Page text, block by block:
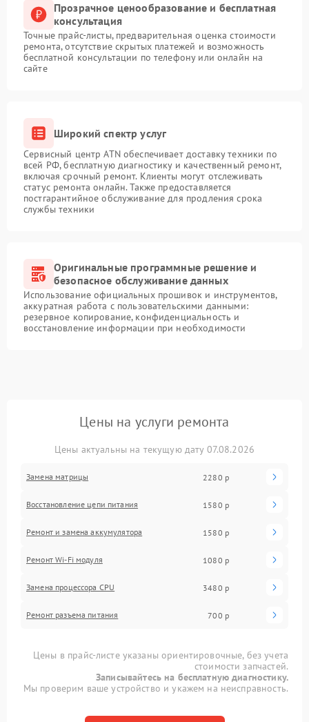
Прозрачное ценообразование и бесплатная
консультация
Точные прайс-листы, предварительная оценка стоимости
ремонта, отсутствие скрытых платежей и возможность
бесплатной консультации по телефону или онлайн на
сайте
Широкий спектр услуг
Сервисный центр ATN обеспечивает доставку техники по
всей РФ, бесплатную диагностику и качественный ремонт,
включая срочный ремонт. Клиенты могут отслеживать
статус ремонта онлайн. Также предоставляется
постгарантийное обслуживание для продления срока
службы техники
Оригинальные программные решение и
безопасное обслуживание данных
Использование официальных прошивок и инструментов,
аккуратная работа с пользовательскими данными:
резервное копирование, конфиденциальность и
восстановление информации при необходимости
Цены на услуги ремонта
Цены актуальны на текущую дату 07.08.2026
Замена матрицы 2280 р
Восстановление цепи питания 1580 р
Ремонт и замена аккумулятора 1580 р
Ремонт Wi-Fi модуля 1080 р
Замена процессора CPU 3480 р
Ремонт разъема питания 700 р
Цены в прайс-листе указаны ориентировочные, без учета
стоимости запчастей.
Записывайтесь на бесплатную диагностику.
Мы проверим ваше устройство и укажем на неисправность.